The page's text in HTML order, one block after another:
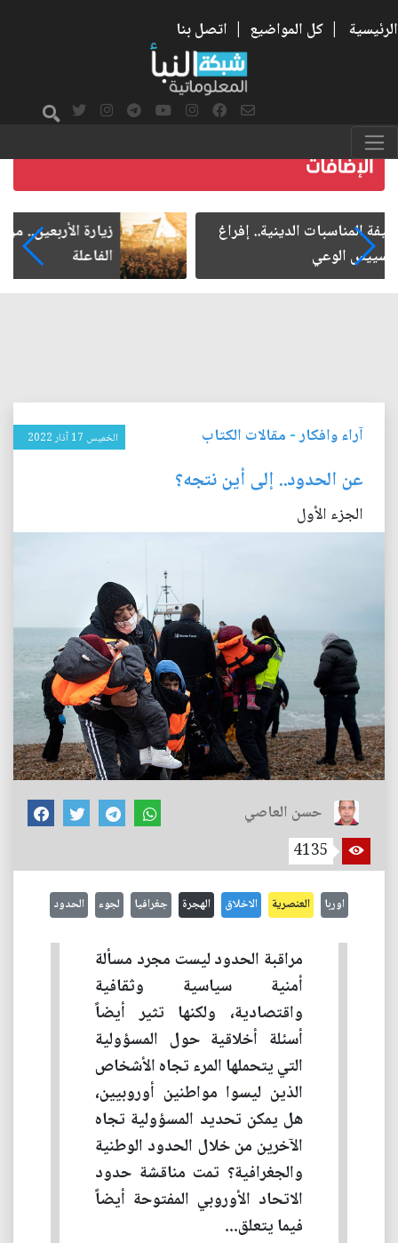
الرئيسية | كل المواضيع | اتصل بنا
زيارة الأربعين.. من الفاعلية المجتمعية إلى المواطنة
آراء وافكار- مقالات الكتاب الخميس 17 آذار 2022
عن الحدود.. إلى أين نتجه؟
الجزء الأول
حسن العاصي
4135
اوربا العنصرية الاخلاق الهجرة جغرافيا لجوء الحدود
مراقبة الحدود ليست مجرد مسألة
أمنية سياسية وثقافية
واقتصادية، ولكنها تثير أيضاً
أسئلة أخلاقية حول المسؤولية
التي يتحملها المرء تجاه الأشخاص
الذين ليسوا مواطنين أوروبيين،
هل يمكن تحديد المسؤولية تجاه
الآخرين من خلال الحدود الوطنية
والجغرافية؟ تمت مناقشة حدود
الاتحاد الأوروبي المفتوحة أيضاً
فيما يتعلق...